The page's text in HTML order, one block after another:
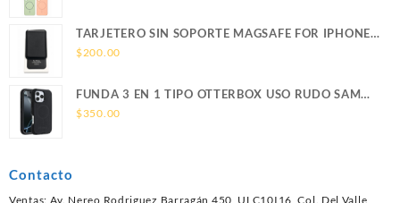
TARJETERO SIN SOPORTE MAGSAFE FOR IPHONE
LEATHER WALLET MAGSAFE
$200.00
FUNDA 3 EN 1 TIPO OTTERBOX USO RUDO SAM
S26 ULTRA SAMSUNG S26 ULTRA
$350.00
Contacto
Ventas: Av. Nereo Rodriguez Barragán 450, ULC10I16, Col. Del Valle,